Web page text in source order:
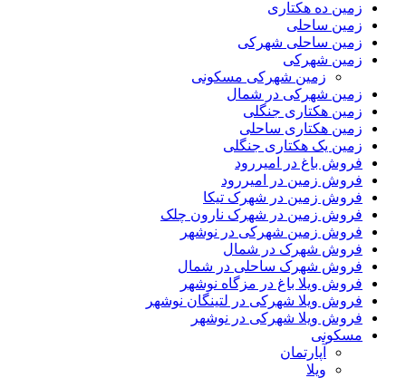
زمین ده هکتاری
زمین ساحلی
زمین ساحلی شهرکی
زمین شهرکی
زمین شهرکی مسکونی
زمین شهرکی در شمال
زمین هکتاری جنگلی
زمین هکتاری ساحلی
زمین یک هکتاری جنگلی
فروش باغ در امیررود
فروش زمین در امیررود
فروش زمین در شهرک تیکا
فروش زمین در شهرک نارون چلک
فروش زمین شهرکی در نوشهر
فروش شهرک در شمال
فروش شهرک ساحلی در شمال
فروش ویلا باغ در مزگاه نوشهر
فروش ویلا شهرکی در لتینگان نوشهر
فروش ویلا شهرکی در نوشهر
مسکونی
آپارتمان
ویلا